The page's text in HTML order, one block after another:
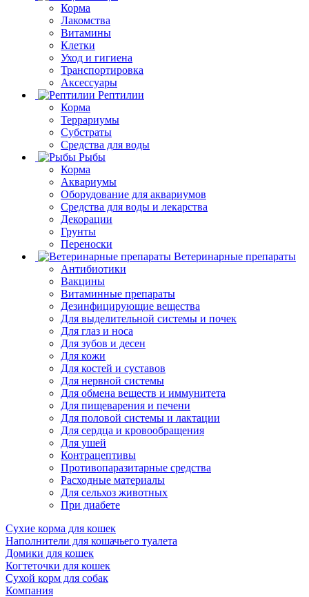
Корма
Лакомства
Витамины
Клетки
Уход и гигиена
Транспортировка
Аксессуары
Рептилии
Корма
Террариумы
Субстраты
Средства для воды
Рыбы
Корма
Аквариумы
Оборудование для аквариумов
Средства для воды и лекарства
Декорации
Грунты
Переноски
Ветеринарные препараты
Антибиотики
Вакцины
Витаминные препараты
Дезинфицирующие вещества
Для выделительной системы и почек
Для глаз и носа
Для зубов и десен
Для кожи
Для костей и суставов
Для нервной системы
Для обмена веществ и иммунитета
Для пищеварения и печени
Для половой системы и лактации
Для сердца и кровообращения
Для ушей
Контрацептивы
Противопаразитарные средства
Расходные материалы
Для сельхоз животных
При диабете
Сухие корма для кошек
Наполнители для кошачьего туалета
Домики для кошек
Когтеточки для кошек
Сухой корм для собак
Компания